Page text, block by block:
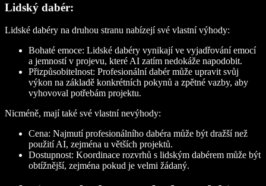
Lidský dabér:
Lidské dabéry na druhou stranu nabízejí své vlastní výhody:
Bohaté emoce: Lidské dabéry vynikají ve vyjadřování emocí
a jemností v projevu, které AI zatím nedokáže napodobit.
Přizpůsobitelnost: Profesionální dabér může upravit svůj
výkon na základě konkrétních pokynů a zpětné vazby, aby
vyhovoval potřebám projektu.
Nicméně, mají také své vlastní nevýhody:
Cena: Najmutí profesionálního dabéra může být dražší než
použití AI, zejména u větších projektů.
Dostupnost: Koordinace rozvrhů s lidským dabérem může být
obtížnější, zejména pokud je velmi žádaný.